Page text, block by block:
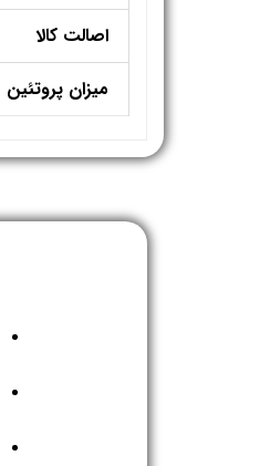
اصالت کالا
میزان پروتئین